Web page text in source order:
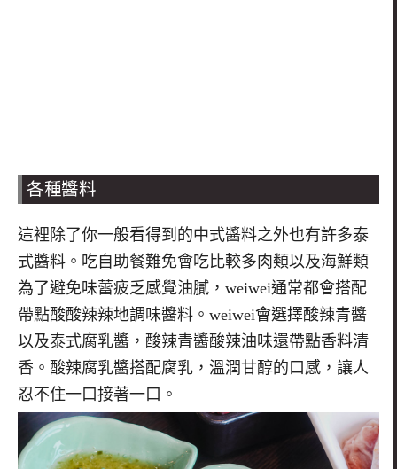
各種醬料
這裡除了你一般看得到的中式醬料之外也有許多泰
式醬料。吃自助餐難免會吃比較多肉類以及海鮮類
為了避免味蕾疲乏感覺油膩， weiwei通常都會搭配
帶點酸酸辣辣地調味醬料。 weiwei會選擇酸辣青醬
以及泰式腐乳醬，酸辣青醬酸辣油味還帶點香料清
香。酸辣腐乳醬搭配腐乳，溫潤甘醇的口感，讓人
忍不住一口接著一口。